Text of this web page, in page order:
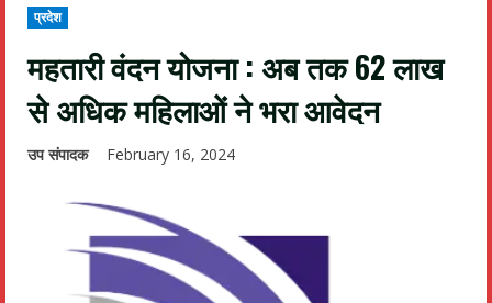
प्रदेश
महतारी वंदन योजना : अब तक 62 लाख
से अधिक महिलाओं ने भरा आवेदन
उप संपादक February 16, 2024